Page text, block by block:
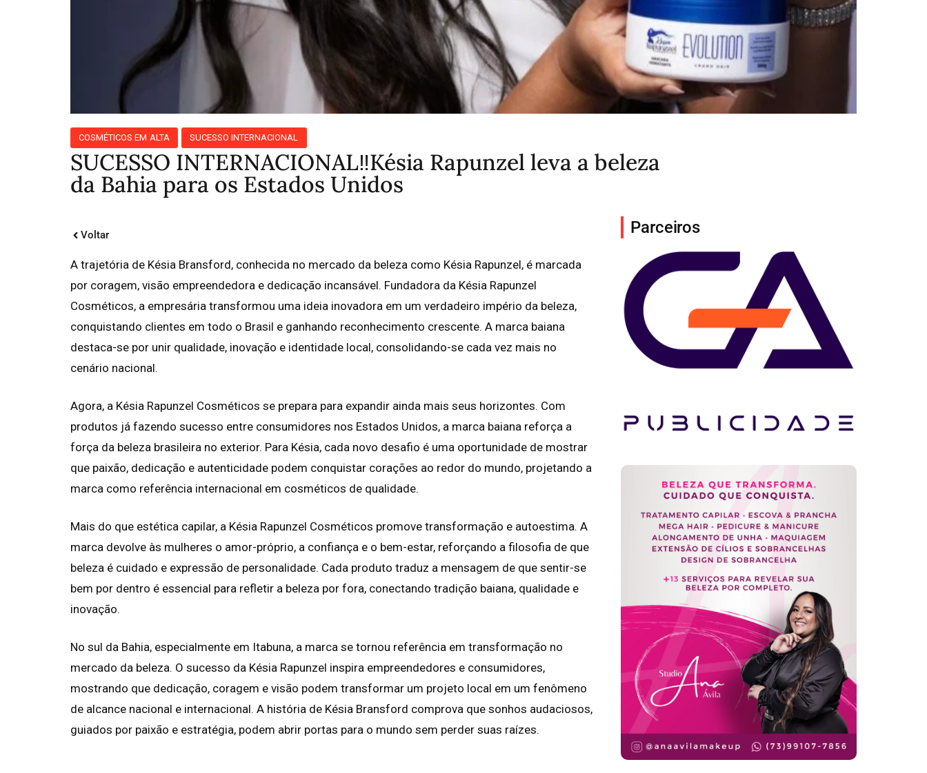
COSMÉTICOS EM ALTA SUCESSO INTERNACIONAL
SUCESSO INTERNACIONAL‼️Késia Rapunzel leva a beleza
da Bahia para os Estados Unidos
Voltar
A trajetória de Késia Bransford, conhecida no mercado da beleza como Késia Rapunzel, é marcada
por coragem, visão empreendedora e dedicação incansável. Fundadora da Késia Rapunzel
Cosméticos, a empresária transformou uma ideia inovadora em um verdadeiro império da beleza,
conquistando clientes em todo o Brasil e ganhando reconhecimento crescente. A marca baiana
destaca-se por unir qualidade, inovação e identidade local, consolidando-se cada vez mais no
cenário nacional.
Agora, a Késia Rapunzel Cosméticos se prepara para expandir ainda mais seus horizontes. Com
produtos já fazendo sucesso entre consumidores nos Estados Unidos, a marca baiana reforça a
força da beleza brasileira no exterior. Para Késia, cada novo desafio é uma oportunidade de mostrar
que paixão, dedicação e autenticidade podem conquistar corações ao redor do mundo, projetando a
marca como referência internacional em cosméticos de qualidade.
Mais do que estética capilar, a Késia Rapunzel Cosméticos promove transformação e autoestima. A
marca devolve às mulheres o amor-próprio, a confiança e o bem-estar, reforçando a filosofia de que
beleza é cuidado e expressão de personalidade. Cada produto traduz a mensagem de que sentir-se
bem por dentro é essencial para refletir a beleza por fora, conectando tradição baiana, qualidade e
inovação.
No sul da Bahia, especialmente em Itabuna, a marca se tornou referência em transformação no
mercado da beleza. O sucesso da Késia Rapunzel inspira empreendedores e consumidores,
mostrando que dedicação, coragem e visão podem transformar um projeto local em um fenômeno
de alcance nacional e internacional. A história de Késia Bransford comprova que sonhos audaciosos,
guiados por paixão e estratégia, podem abrir portas para o mundo sem perder suas raízes.
Parceiros